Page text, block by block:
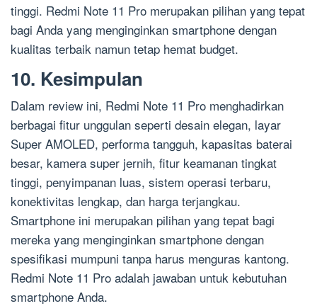
tinggi. Redmi Note 11 Pro merupakan pilihan yang tepat
bagi Anda yang menginginkan smartphone dengan
kualitas terbaik namun tetap hemat budget.
10. Kesimpulan
Dalam review ini, Redmi Note 11 Pro menghadirkan
berbagai fitur unggulan seperti desain elegan, layar
Super AMOLED, performa tangguh, kapasitas baterai
besar, kamera super jernih, fitur keamanan tingkat
tinggi, penyimpanan luas, sistem operasi terbaru,
konektivitas lengkap, dan harga terjangkau.
Smartphone ini merupakan pilihan yang tepat bagi
mereka yang menginginkan smartphone dengan
spesifikasi mumpuni tanpa harus menguras kantong.
Redmi Note 11 Pro adalah jawaban untuk kebutuhan
smartphone Anda.